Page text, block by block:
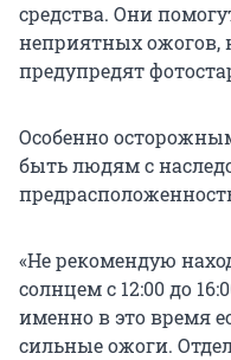
средства. Они
неприятных ожогов,
предупредят
Особенно
быть людям с
«Не рекомендую
солнцем с 12:00 до
именно в это время
сильные ожоги.